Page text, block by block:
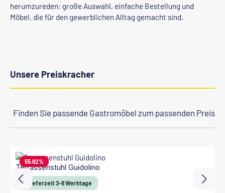
herumzureden: große Auswahl, einfache Bestellung und
Möbel, die für den gewerblichen Alltag gemacht sind.
Unsere Preiskracher
Finden Sie passende Gastromöbel zum passenden Preis
Produktgalerie überspringen
55.62%
Terrassenstuhl Guidolino
Lieferzeit 3-8 Werktage